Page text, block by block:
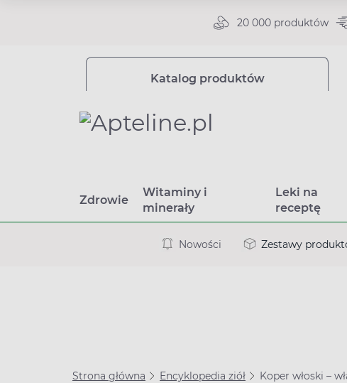
20 000 produktów
Katalog produktów
Zdrowie
Witaminy i
minerały
Leki na
receptę
Nowości Zestawy
Strona główna Encyklopedia ziół Koper włoski –